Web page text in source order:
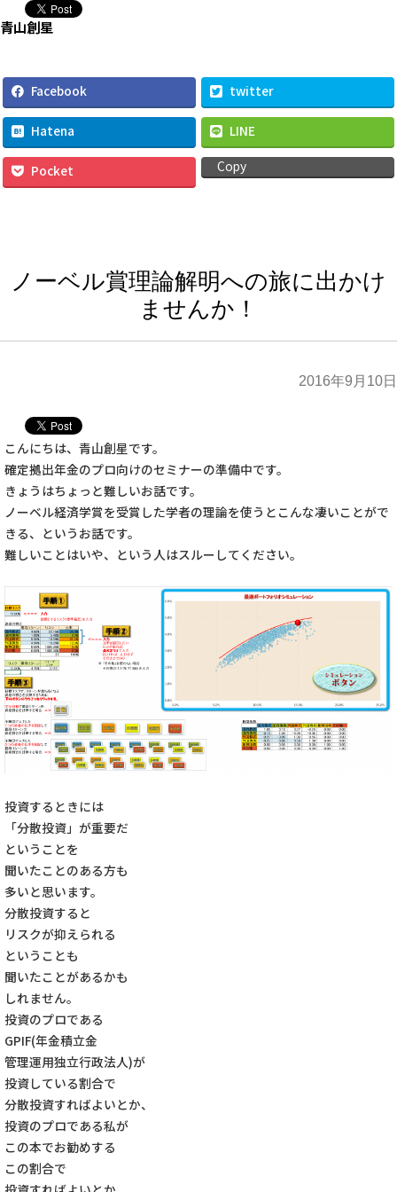
ノーベル賞理論解明への旅に出かけ
ませんか！
2016年9月10日
こんにちは、青山創星です。
確定拠出年金のプロ向けのセミナーの準備中です。
きょうはちょっと難しいお話です。
ノーベル経済学賞を受賞した学者の理論を使うとこんな凄いことがで
きる、というお話です。
難しいことはいや、という人はスルーしてください。
投資するときには
「分散投資」が重要だ
ということを
聞いたことのある方も
多いと思います。
分散投資すると
リスクが抑えられる
ということも
聞いたことがあるかも
しれません。
投資のプロである
GPIF(年金積立金
管理運用独立行政法人)が
投資している割合で
分散投資すればよいとか、
投資のプロである私が
この本でお勧めする
この割合で